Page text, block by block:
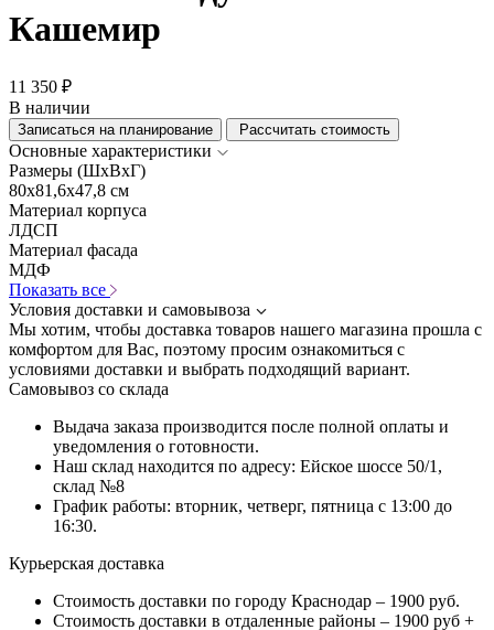
Кашемир
11 350 ₽
В наличии
Записаться на планирование Рассчитать стоимость
Основные характеристики
Размеры (ШхВхГ)
80x81,6x47,8 см
Материал корпуса
ЛДСП
Материал фасада
МДФ
Показать все
Условия доставки и самовывоза
Мы хотим, чтобы доставка товаров нашего магазина прошла с
комфортом для Вас, поэтому просим ознакомиться с
условиями доставки и выбрать подходящий вариант.
Самовывоз со склада
Выдача заказа производится после полной оплаты и
уведомления о готовности.
Наш склад находится по адресу: Ейское шоссе 50/1,
склад №8
График работы: вторник, четверг, пятница с 13:00 до
16:30.
Курьерская доставка
Стоимость доставки по городу Краснодар – 1900 руб.
Стоимость доставки в отдаленные районы – 1900 руб +